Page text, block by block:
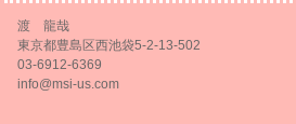
渡 龍哉
東京都豊島区西池袋5-2-13-502
03-6912-6369
info@msi-us.com